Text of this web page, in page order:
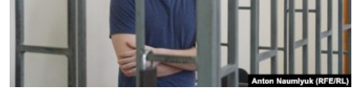
УКРАЇНСЬКА ПРОБЛЕМА КРИМУ
ІНФОГРАФІКА
ДОЛУЧАЙСЯ!